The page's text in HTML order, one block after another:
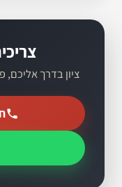
ציון בדרך